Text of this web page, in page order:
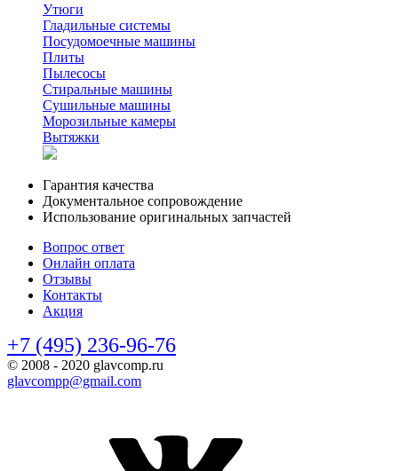
Утюги
Гладильные системы
Посудомоечные машины
Плиты
Пылесосы
Стиральные машины
Сушильные машины
Морозильные камеры
Вытяжки
Гарантия качества
Документальное сопровождение
Использование оригинальных запчастей
Вопрос ответ
Онлайн оплата
Отзывы
Контакты
Акция
+7 (495) 236-96-76
© 2008 - 2020 glavcomp.ru
glavcompp@gmail.com